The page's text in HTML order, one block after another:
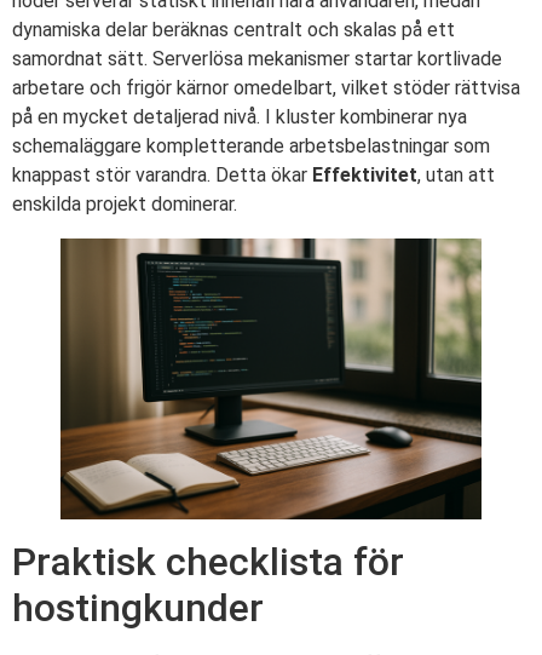
dynamiska delar beräknas centralt och skalas på ett
samordnat sätt. Serverlösa mekanismer startar kortlivade
arbetare och frigör kärnor omedelbart, vilket stöder rättvisa
på en mycket detaljerad nivå. I kluster kombinerar nya
schemaläggare kompletterande arbetsbelastningar som
knappast stör varandra. Detta ökar Effektivitet, utan att
enskilda projekt dominerar.
Praktisk checklista för
hostingkunder